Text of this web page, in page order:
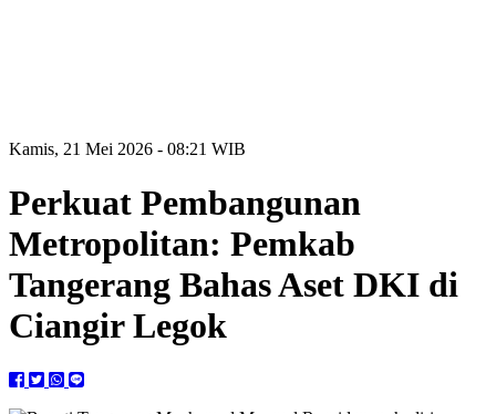
Kamis, 21 Mei 2026 - 08:21 WIB
Perkuat Pembangunan
Metropolitan: Pemkab
Tangerang Bahas Aset DKI di
Ciangir Legok